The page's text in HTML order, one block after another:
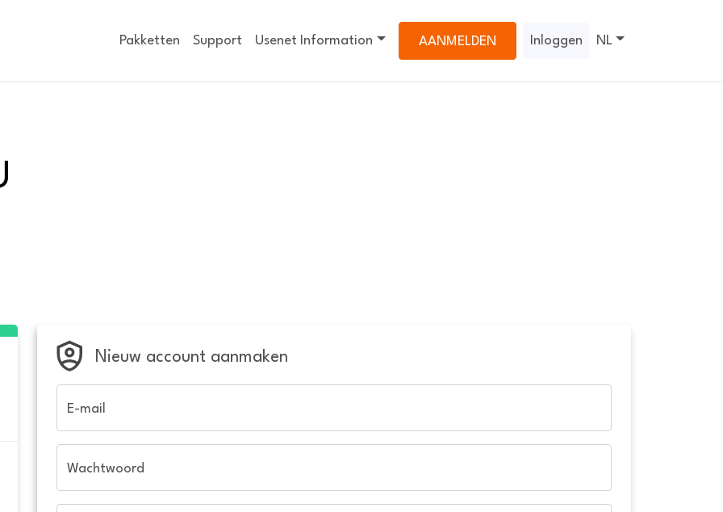
Pakketten Support Usenet Information AANMELDEN Inloggen NL
Nieuw account aanmaken
E-mail
Wachtwoord